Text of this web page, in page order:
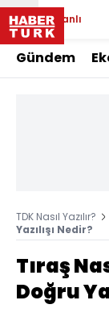
Canlı
Gündem
TDK Nasıl Yazılır?
Yazılışı Nedir?
Tıraş
Doğru